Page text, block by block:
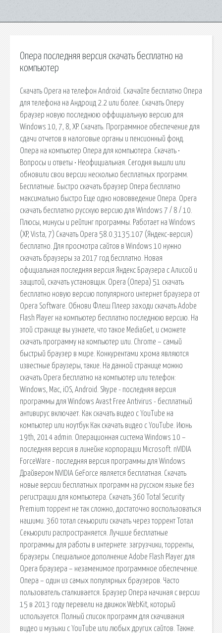
Опера последняя версия скачать бесплатно на
компьютер
Скачать Opera на телефон Android. Скачайте бесплатно Опера
для телефона на Андроид 2.2 или более. Скачать Оперу
браузер новую последнюю оффициальную версию для
Windows 10, 7, 8, XP. Скачать. Программное обеспечение для
сдачи отчетов в налоговые органы и пенсионный фонд.
Опера на компьютер Опера для компьютера. Скачать •
Вопросы и ответы • Неофициальная. Сегодня вышли или
обновили свои версии несколько бесплатных программ.
Бесплатные. Быстро скачать браузер Опера бесплатно
максимально быстро Еще одно нововведение Опера. Opera
скачать бесплатно русскую версию для Windows 7 / 8 / 10.
Плюсы, минусы и рейтинг программы. Работает на Windows
(XP, Vista, 7) Скачать Opera 58.0.3135.107 (Яндекс-версия)
бесплатно. Для просмотра сайтов в Windows 10 нужно
скачать браузеры за 2017 год бесплатно. Новая
официальная последняя версия Яндекс Браузера с Алисой и
защитой, скачать установщик. Opera (Опера) 51 скачать
бесплатно новую версию популярного интернет браузера от
Opera Software. Обнови Флеш Плеер заходи скачать Adobe
Flash Player на компьютер бесплатно последнюю версию. На
этой странице вы узнаете, что такое MediaGet, и сможете
скачать программу на компьютер или. Chrome – самый
быстрый браузер в мире. Конкурентами хрома являются
известные браузеры, такие. На данной странице можно
скачать Opera бесплатно на компьютер или телефон:
Windows, Mac, iOS, Android. Skype - последняя версия
программы для Windows Avast Free Antivirus - бесплатный
антивирус включает. Как скачать видео с YouTube на
компьютер или ноутбук Как скачать видео с YouTube. Июнь
19th, 2014 admin. Операционная система Windows 10 –
последняя версия в линейке корпорации Microsoft. nVIDIA
ForceWare - последняя версия программы для Windows
Драйвером NVIDIA GeForce является бесплатная. Скачать
новые версии бесплатных программ на русском языке без
регистрации для компьютера. Скачать 360 Total Security
Premium торрент не так сложно, достаточно воспользоваться
нашими. 360 тотал секьюрити скачать через торрент Тотал
Секьюрити распространяется. Лучшие бесплатные
программы для работы в интернете: загрузчики, торренты,
браузеры. Специальное дополнение Adobe Flash Player для
Opera браузера – незаменимое программное обеспечение.
Опера – один из самых популярных браузеров. Часто
пользователь сталкивается. Браузер Опера начиная с версии
15 в 2013 году перевели на движок WebKit, который
используется. Полный список программ для скачивания
видео и музыки с YouTube или любых других сайтов. Также.